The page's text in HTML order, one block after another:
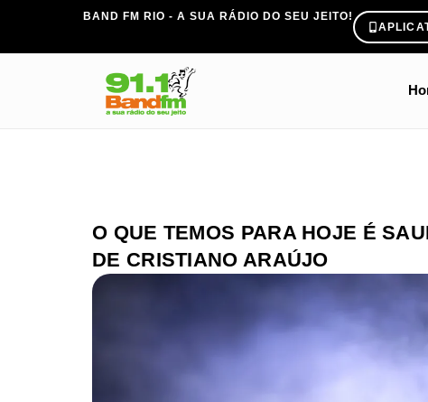
BAND FM RIO - A SUA RÁDIO DO SEU JEITO!
O QUE TEMOS PARA HOJE É
DE CRISTIANO ARAÚJO